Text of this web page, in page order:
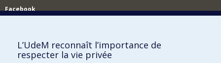
Facebook
Comment soutenir le Département?
BESOIN D'AIDE?
L’UdeM reconnaît l’importance de
respecter la vie privée